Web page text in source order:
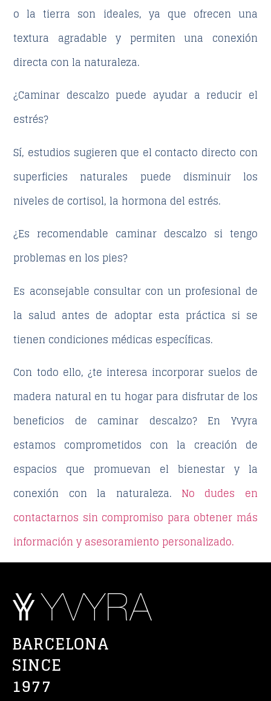
o la tierra son ideales, ya que ofrecen una
textura agradable y permiten una conexión
directa con la naturaleza.
¿Caminar descalzo puede ayudar a reducir el
estrés?
Sí, estudios sugieren que el contacto directo con
superficies naturales puede disminuir los
niveles de cortisol, la hormona del estrés.
¿Es recomendable caminar descalzo si tengo
problemas en los pies?
Es aconsejable consultar con un profesional de
la salud antes de adoptar esta práctica si se
tienen condiciones médicas específicas.
Con todo ello, ¿te interesa incorporar suelos de
madera natural en tu hogar para disfrutar de los
beneficios de caminar descalzo? En Yvyra
estamos comprometidos con la creación de
espacios que promuevan el bienestar y la
conexión con la naturaleza. No dudes en
contactarnos sin compromiso para obtener más
información y asesoramiento personalizado.
BARCELONA
SINCE
1977